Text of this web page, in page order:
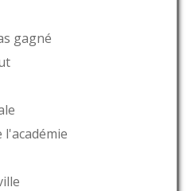
gagné
l'académie